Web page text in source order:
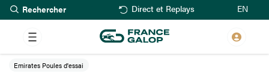
Aller
au
contenu
principal
Rechercher Direct et Replays EN
Emirates Poules d'essai